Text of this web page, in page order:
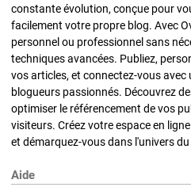
constante évolution, conçue pour
facilement votre propre blog. Avec
personnel ou professionnel sans
techniques avancées. Publiez,
vos articles, et connectez-vous
blogueurs passionnés. Découvrez
optimiser le référencement de vos
visiteurs. Créez votre espace en
et démarquez-vous dans l'univers
Aide